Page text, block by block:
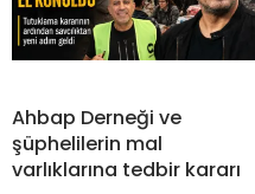
Ahbap Derneği ve
şüphelilerin mal
varlıklarına tedbir kararı